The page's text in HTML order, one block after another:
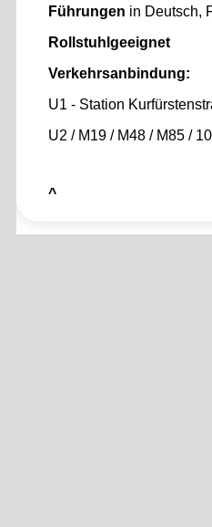
Führungen in Deutsch,
Rollstuhlgeeignet
Verkehrsanbindung:
U1 - Station
U2 / M19 / M48 / M85 /
^